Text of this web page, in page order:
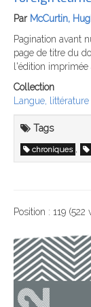
Par McCurtin,
Pagination avant
page de titre du
l'édition imprimée
Collection
Langue,
Tags
chroniques ,
Position : 119 (522